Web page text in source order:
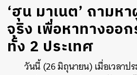
‘ฮุน มาเนต’ ถามห
จริง เพื่อหาทางออ
ทั้ง 2 ประเทศ
วันนี้ (26 มิถุนายน) เมื่อเวลาป